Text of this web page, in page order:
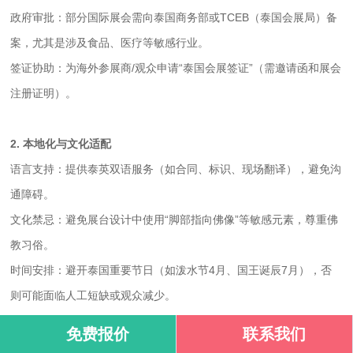
政府审批：部分国际展会需向泰国商务部或TCEB（泰国会展局）备
案，尤其是涉及食品、医疗等敏感行业。
签证协助：为海外参展商/观众申请“泰国会展签证”（需邀请函和展会
注册证明）。
2. 本地化与文化适配
语言支持：提供泰英双语服务（如合同、标识、现场翻译），避免沟
通障碍。
文化禁忌：避免展台设计中使用“脚部指向佛像”等敏感元素，尊重佛
教习俗。
时间安排：避开泰国重要节日（如泼水节4月、国王诞辰7月），否
则可能面临人工短缺或观众减少。
3. 物流与搭建合规
免费报价 联系我们